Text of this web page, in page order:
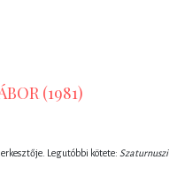
(1981)
Legutóbbi kötete: Szaturnuszi